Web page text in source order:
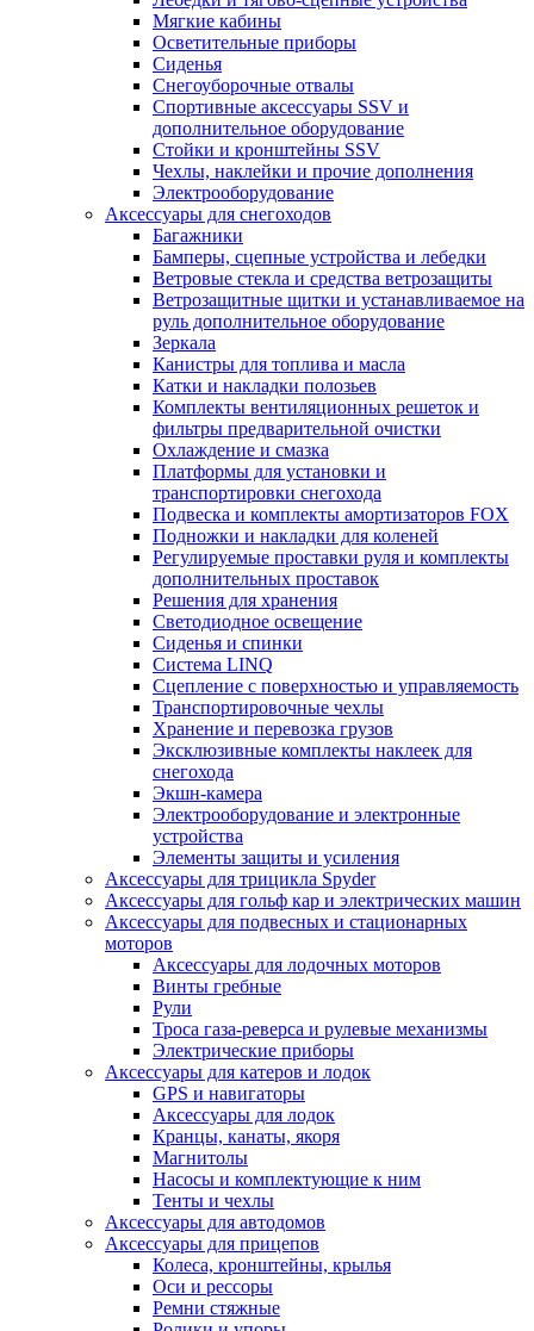
Мягкие кабины
Осветительные приборы
Сиденья
Снегоуборочные отвалы
Спортивные аксессуары SSV и
дополнительное оборудование
Стойки и кронштейны SSV
Чехлы, наклейки и прочие дополнения
Электрооборудование
Аксессуары для снегоходов
Багажники
Бамперы, сцепные устройства и лебедки
Ветровые стекла и средства ветрозащиты
Ветрозащитные щитки и устанавливаемое на
руль дополнительное оборудование
Зеркала
Канистры для топлива и масла
Катки и накладки полозьев
Комплекты вентиляционных решеток и
фильтры предварительной очистки
Охлаждение и смазка
Платформы для установки и
транспортировки снегохода
Подвеска и комплекты амортизаторов FOX
Подножки и накладки для коленей
Регулируемые проставки руля и комплекты
дополнительных проставок
Решения для хранения
Светодиодное освещение
Сиденья и спинки
Система LINQ
Сцепление с поверхностью и управляемость
Транспортировочные чехлы
Хранение и перевозка грузов
Эксклюзивные комплекты наклеек для
снегохода
Экшн-камера
Электрооборудование и электронные
устройства
Элементы защиты и усиления
Аксессуары для трицикла Spyder
Аксессуары для гольф кар и электрических машин
Аксессуары для подвесных и стационарных
моторов
Аксессуары для лодочных моторов
Винты гребные
Рули
Троса газа-реверса и рулевые механизмы
Электрические приборы
Аксессуары для катеров и лодок
GPS и навигаторы
Аксессуары для лодок
Кранцы, канаты, якоря
Магнитолы
Насосы и комплектующие к ним
Тенты и чехлы
Аксессуары для автодомов
Аксессуары для прицепов
Колеса, кронштейны, крылья
Оси и рессоры
Ремни стяжные